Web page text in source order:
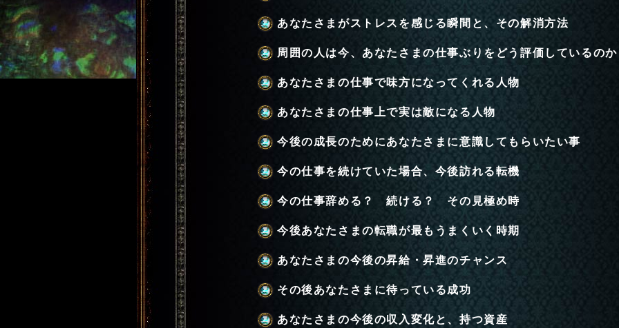
あなたさまがストレスを感じる瞬間と、その解消方法
周囲の人は今、あなたさまの仕事ぶりをどう評価しているのか
あなたさまの仕事で味方になってくれる人物
あなたさまの仕事上で実は敵になる人物
今後の成長のためにあなたさまに意識してもらいたい事
今の仕事を続けていた場合、今後訪れる転機
今の仕事辞める？ 続ける？ その見極め時
今後あなたさまの転職が最もうまくいく時期
あなたさまの今後の昇給・昇進のチャンス
その後あなたさまに待っている成功
あなたさまの今後の収入変化と、持つ資産